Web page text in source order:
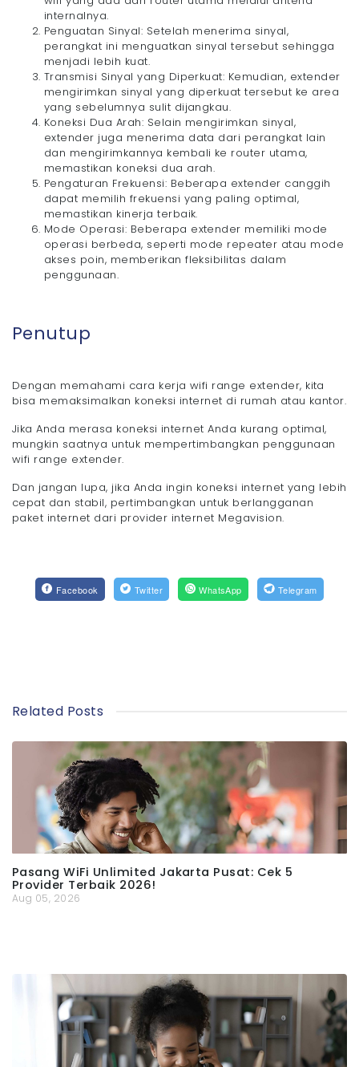
internalnya.
Penguatan Sinyal: Setelah menerima sinyal,
perangkat ini menguatkan sinyal tersebut sehingga
menjadi lebih kuat.
Transmisi Sinyal yang Diperkuat: Kemudian, extender
mengirimkan sinyal yang diperkuat tersebut ke area
yang sebelumnya sulit dijangkau.
Koneksi Dua Arah: Selain mengirimkan sinyal,
extender juga menerima data dari perangkat lain
dan mengirimkannya kembali ke router utama,
memastikan koneksi dua arah.
Pengaturan Frekuensi: Beberapa extender canggih
dapat memilih frekuensi yang paling optimal,
memastikan kinerja terbaik.
Mode Operasi: Beberapa extender memiliki mode
operasi berbeda, seperti mode repeater atau mode
akses poin, memberikan fleksibilitas dalam
penggunaan.
Penutup
Dengan memahami cara kerja wifi range extender, kita
bisa memaksimalkan koneksi internet di rumah atau kantor.
Jika Anda merasa koneksi internet Anda kurang optimal,
mungkin saatnya untuk mempertimbangkan penggunaan
wifi range extender.
Dan jangan lupa, jika Anda ingin koneksi internet yang lebih
cepat dan stabil, pertimbangkan untuk berlangganan
paket internet dari provider internet Megavision.
Facebook Twitter WhatsApp Telegram
Related Posts
Pasang WiFi Unlimited Jakarta Pusat: Cek 5
Provider Terbaik 2026!
Aug 05, 2026